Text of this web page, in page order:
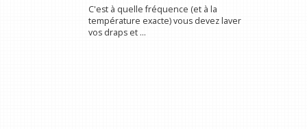
C'est à quelle fréquence (et à la
température exacte) vous devez laver
vos draps et ...